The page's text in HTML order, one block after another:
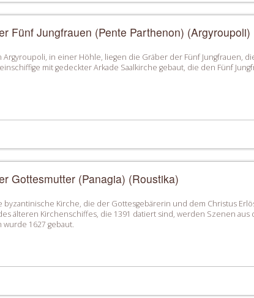
Fünf Jungfrauen (Pente Parthenon) (Αrgyroupoli)
Argyroupoli, in einer Höhle, liegen die Gräber der Fünf Jungfrauen,
mit gedeckter Arkade Saalkirche gebaut, die den Fünf
Gottesmutter (Panagia) (Roustika)
byzantinische Kirche, die der Gottesgebärerin und dem Christus
älteren Kirchenschiffes, die 1391 datiert sind, werden Szenen
1627 gebaut.